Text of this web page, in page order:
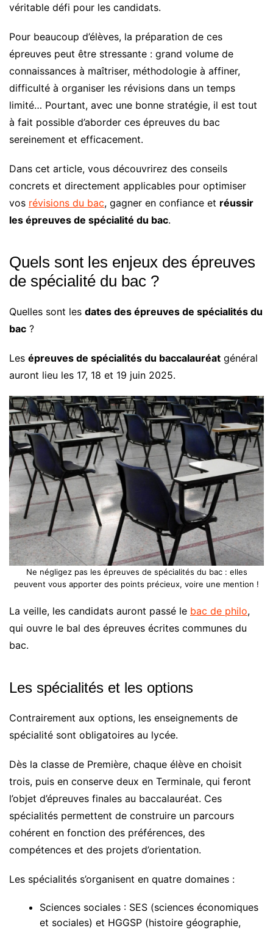
véritable défi pour les candidats.
Pour beaucoup d’élèves, la préparation de ces
épreuves peut être stressante : grand volume de
connaissances à maîtriser, méthodologie à affiner,
difficulté à organiser les révisions dans un temps
limité… Pourtant, avec une bonne stratégie, il est tout
à fait possible d’aborder ces épreuves du bac
sereinement et efficacement.
Dans cet article, vous découvrirez des conseils
concrets et directement applicables pour optimiser
vos révisions du bac, gagner en confiance et réussir
les épreuves de spécialité du bac.
Quels sont les enjeux des épreuves
de spécialité du bac ?
Quelles sont les dates des épreuves de spécialités du
bac ?
Les épreuves de spécialités du baccalauréat général
auront lieu les 17, 18 et 19 juin 2025.
Ne négligez pas les épreuves de spécialités du bac : elles
peuvent vous apporter des points précieux, voire une mention !
La veille, les candidats auront passé le bac de philo,
qui ouvre le bal des épreuves écrites communes du
bac.
Les spécialités et les options
Contrairement aux options, les enseignements de
spécialité sont obligatoires au lycée.
Dès la classe de Première, chaque élève en choisit
trois, puis en conserve deux en Terminale, qui feront
l’objet d’épreuves finales au baccalauréat. Ces
spécialités permettent de construire un parcours
cohérent en fonction des préférences, des
compétences et des projets d’orientation.
Les spécialités s’organisent en quatre domaines :
Sciences sociales : SES (sciences économiques
et sociales) et HGGSP (histoire géographie,